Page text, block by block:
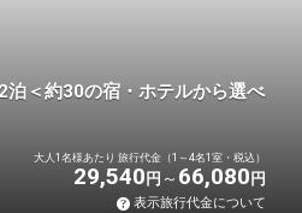
＜約30の宿・ホテルから選べ
大人1名様あたり 旅行代金（1～4名1室・税込）
29,540 円 66,080 円
表示旅行代金について